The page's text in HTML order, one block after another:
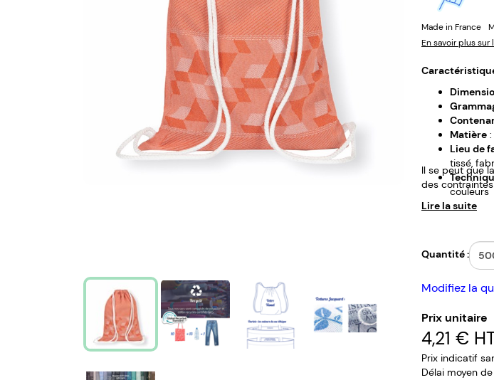
Made in France
En savoir plus
Matière
Lieu de
tissé,
couleurs
Surface
Il se peut que
des
Lire la suite
Quantité :
Modifiez la
Prix unitaire
4,21 €
Prix indicatif
Délai moyen